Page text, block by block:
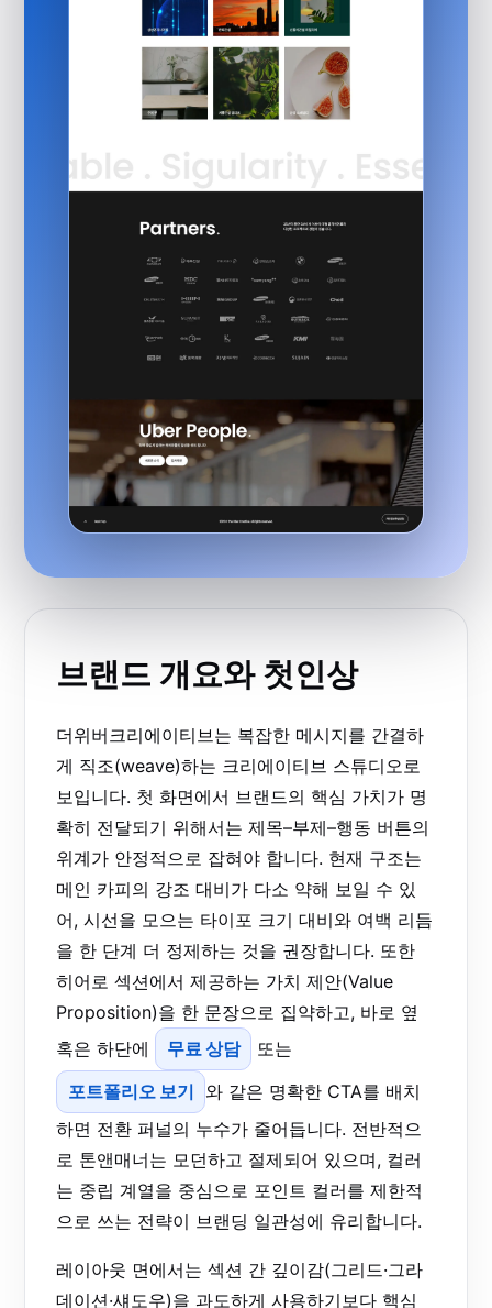
브랜드 개요와 첫인상
더위버크리에이티브는 복잡한 메시지를 간결하
게 직조(weave)하는 크리에이티브 스튜디오로
보입니다. 첫 화면에서 브랜드의 핵심 가치가 명
확히 전달되기 위해서는 제목–부제–행동 버튼의
위계가 안정적으로 잡혀야 합니다. 현재 구조는
메인 카피의 강조 대비가 다소 약해 보일 수 있
어, 시선을 모으는 타이포 크기 대비와 여백 리듬
을 한 단계 더 정제하는 것을 권장합니다. 또한
히어로 섹션에서 제공하는 가치 제안(Value
Proposition)을 한 문장으로 집약하고, 바로 옆
혹은 하단에
무료 상담
또는
포트폴리오 보기
와 같은 명확한 CTA를 배치
하면 전환 퍼널의 누수가 줄어듭니다. 전반적으
로 톤앤매너는 모던하고 절제되어 있으며, 컬러
는 중립 계열을 중심으로 포인트 컬러를 제한적
으로 쓰는 전략이 브랜딩 일관성에 유리합니다.
레이아웃 면에서는 섹션 간 깊이감(그리드·그라
데이션·섀도우)을 과도하게 사용하기보다 핵심